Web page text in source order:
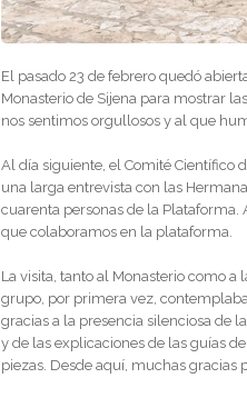
El pasado 23 de febrero quedó
Monasterio de Sijena para mostrar
nos sentimos orgullosos y al que
Al día siguiente, el Comité Científico
una larga entrevista con las
cuarenta personas de la
que colaboramos en la plataforma.
La visita, tanto al Monasterio como
grupo, por primera vez,
gracias a la presencia silenciosa de
y de las explicaciones de las guías
piezas. Desde aquí, muchas gracias